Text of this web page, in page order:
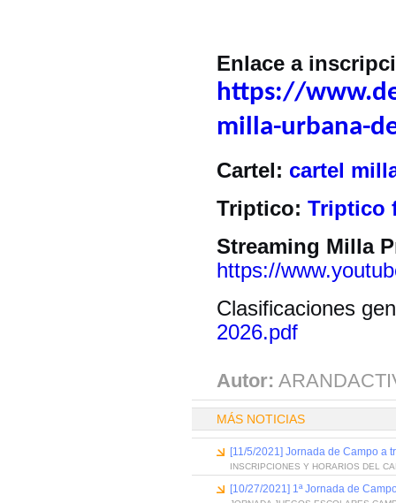
Enlace a
https://
milla-urbana-
Cartel: cartel
Triptico: Triptico
Streaming Milla
https://
Clasificaciones
2026.pdf
Autor:
MÁS NOTICIAS
[11/5/2021] Jornada de Campo a
INSCRIPCIONES Y HORARIOS DEL
[10/27/2021] 1ª Jornada de